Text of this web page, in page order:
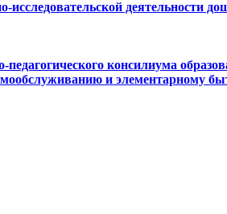
деятельности
консилиума
и элементарному